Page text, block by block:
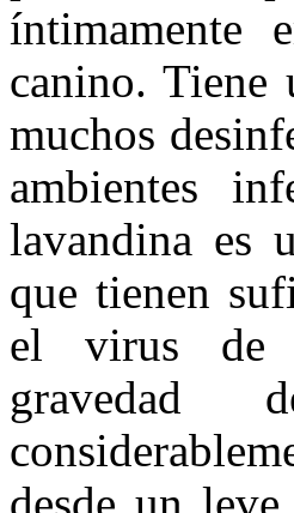
íntimamente
canino. Tiene
muchos
ambientes
lavandina es
que tienen
el virus de
gravedad